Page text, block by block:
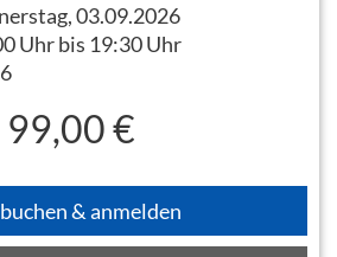
03.09.2026
Uhr bis 19:30 Uhr
6
99,00 €
buchen & anmelden